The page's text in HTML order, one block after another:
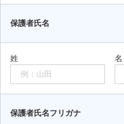
保護者氏名
姓 名
保護者氏名フリガナ